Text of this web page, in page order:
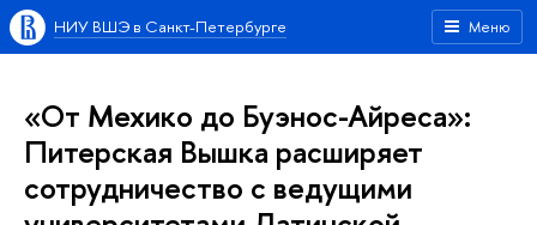
Меню
НИУ ВШЭ в Санкт-Петербурге
«От Мехико до Буэнос-Айреса»:
Питерская Вышка расширяет
сотрудничество с ведущими